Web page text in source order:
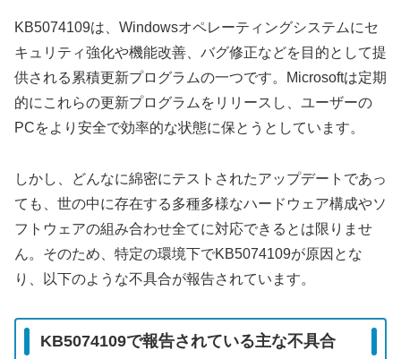
KB5074109は、Windowsオペレーティングシステムにセ
キュリティ強化や機能改善、バグ修正などを目的として提
供される累積更新プログラムの一つです。Microsoftは定期
的にこれらの更新プログラムをリリースし、ユーザーの
PCをより安全で効率的な状態に保とうとしています。
しかし、どんなに綿密にテストされたアップデートであっ
ても、世の中に存在する多種多様なハードウェア構成やソ
フトウェアの組み合わせ全てに対応できるとは限りませ
ん。そのため、特定の環境下でKB5074109が原因とな
り、以下のような不具合が報告されています。
KB5074109で報告されている主な不具合